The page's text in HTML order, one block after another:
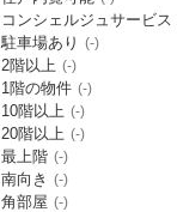
コンシェルジュサービス
駐車場あり (-)
2階以上 (-)
1階の物件 (-)
10階以上 (-)
20階以上 (-)
最上階 (-)
南向き (-)
角部屋 (-)